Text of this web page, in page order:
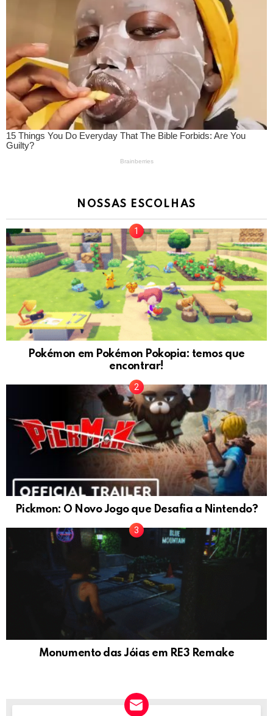
NOSSAS ESCOLHAS
Pokémon em Pokémon Pokopia: temos que
encontrar!
Pickmon: O Novo Jogo que Desafia a Nintendo?
Monumento das Jóias em RE3 Remake